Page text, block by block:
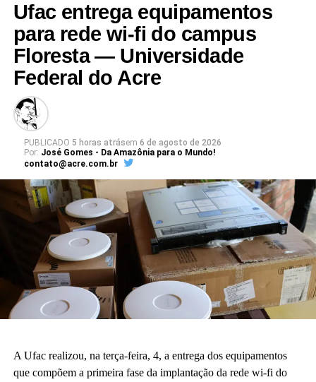
Leia Mais: UFAC
Ufac entrega equipamentos
para rede wi-fi do campus
Floresta — Universidade
Federal do Acre
PUBLICADO 5 horas atrásem 6 de agosto de 2026
Por: José Gomes - Da Amazônia para o Mundo!
contato@acre.com.br
A Ufac realizou, na terça-feira, 4, a entrega dos equipamentos
que compõem a primeira fase da implantação da rede wi-fi do